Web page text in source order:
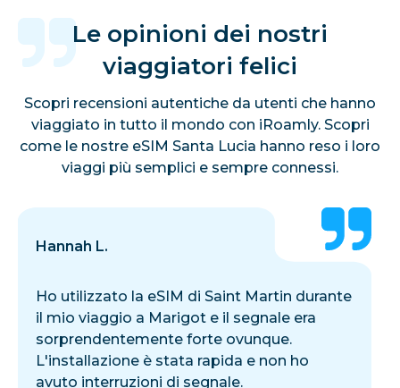
Le opinioni dei nostri
viaggiatori felici
Scopri recensioni autentiche da utenti che hanno
viaggiato in tutto il mondo con iRoamly. Scopri
come le nostre eSIM Santa Lucia hanno reso i loro
viaggi più semplici e sempre connessi.
Hannah L.
Ho utilizzato la eSIM di Saint Martin durante
il mio viaggio a Marigot e il segnale era
sorprendentemente forte ovunque.
L'installazione è stata rapida e non ho
avuto interruzioni di segnale.